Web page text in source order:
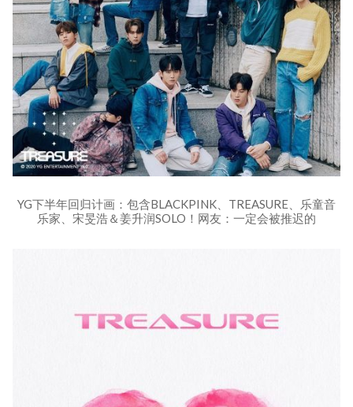
YG下半年回归计画：包含BLACKPINK、TREASURE、乐童音
乐家、宋旻浩＆姜升润SOLO！网友：一定会被推迟的